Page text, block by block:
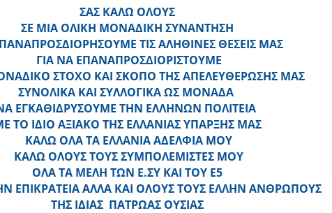
ΣΑΣ ΚΑΛΩ ΟΛΟΥΣ
ΣΕ ΜΙΑ ΟΛΙΚΗ ΜΟΝΑΔΙΚΗ ΣΥΝΑΝΤΗΣΗ
ΤΙΣ ΑΛΗΘΙΝΕΣ ΘΕΣΕΙΣ ΜΑΣ
ΓΙΑ ΝΑ ΕΠΑΝΑΠΡΟΣΔΙΟΡΙΣΤΟΥΜΕ
ΣΤΟΧΟ ΚΑΙ ΣΚΟΠΟ ΤΗΣ ΑΠΕΛΕΥΘΕΡΩΣΗΣ ΜΑΣ
ΣΥΝΟΛΙΚΑ ΚΑΙ ΣΥΛΛΟΓΙΚΑ ΩΣ ΜΟΝΑΔΑ
ΕΓΚΑΘΙΔΡΥΣΟΥΜΕ ΤΗΝ ΕΛΛΗΝΩΝ ΠΟΛΙΤΕΙΑ
ΤΟ ΙΔΙΟ ΑΞΙΑΚΟ ΤΗΣ ΕΛΛΑΝΙΑΣ ΥΠΑΡΞΗΣ ΜΑΣ
ΚΑΛΩ ΟΛΑ ΤΑ ΕΛΛΑΝΙΑ ΑΔΕΛΦΙΑ ΜΟΥ
ΚΑΛΩ ΟΛΟΥΣ ΤΟΥΣ ΣΥΜΠΟΛΕΜΙΣΤΕΣ ΜΟΥ
ΟΛΑ ΤΑ ΜΕΛΗ ΤΩΝ Ε.ΣΥ ΚΑΙ ΤΟΥ Ε5
ΕΠΙΚΡΑΤΕΙΑ ΑΛΛΑ ΚΑΙ ΟΛΟΥΣ ΤΟΥΣ ΕΛΛΗΝ ΑΝΘΡΩΠΟΥΣ
ΤΗΣ ΙΔΙΑΣ ΠΑΤΡΩΑΣ ΟΥΣΙΑΣ